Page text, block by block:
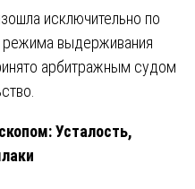
исключительно по
режима выдерживания
арбитражным судом
Усталость,